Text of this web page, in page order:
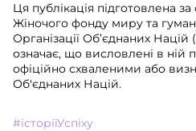
Ця публікація підготовлена
Жіночого фонду миру та
Організації Об’єднаних
означає, що висловлені в ній
офіційно схваленими або
Об'єднаних Націй.
#історіїУспіху